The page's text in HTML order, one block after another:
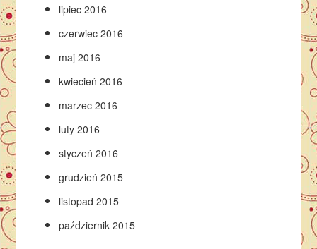
lipiec 2016
czerwiec 2016
maj 2016
kwiecień 2016
marzec 2016
luty 2016
styczeń 2016
grudzień 2015
listopad 2015
październik 2015